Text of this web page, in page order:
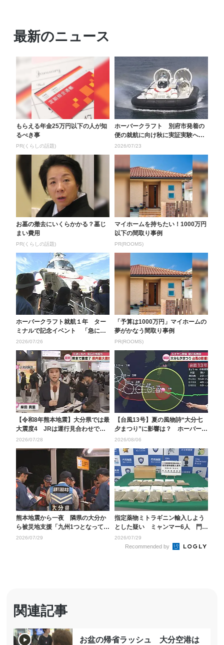
最新のニュース
もらえる年金25万円以下の人が知
るべき事
PR(くらしの話題)
ホーバークラフト 別府市発着の
便の就航に向け秋に実証実験へ
夜間の定期便運航は８...
2026/07/23
お墓の撤去にいくらかかる？墓じ
まい費用
PR(くらしの話題)
マイホームを持ちたい！1000万円
以下の間取り事例
PR(ROOMS)
ホーバークラフト就航１年 ター
ミナルで記念イベント 「急に浮
かんだ」浮上体験も ...
2026/07/26
「予算は1000万円」マイホームの
夢がかなう間取り事例
PR(ROOMS)
【令和8年熊本地震】大分県では最
大震度4 JRは運行見合わせで夕
方の駅は混雑
2026/07/28
【台風13号】夏の風物詩“大分七
夕まつり”に影響は？ ホーバーク
ラフトは7日8日...
2026/08/06
熊本地震から一夜 隣県の大分か
ら被災地支援「九州1つとなって」
警察や消防、医師、...
2026/07/29
指定薬物ミトラギニン輸入しよう
とした疑い ミャンマー6人 門司
税関が大分地検に告...
2026/07/29
Recommended by
関連記事
お盆の帰省ラッシュ 大分空港は